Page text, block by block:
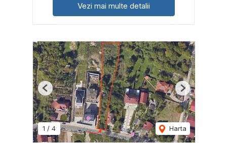
Vezi mai multe detalii
1 / 4 Harta
Previous Next